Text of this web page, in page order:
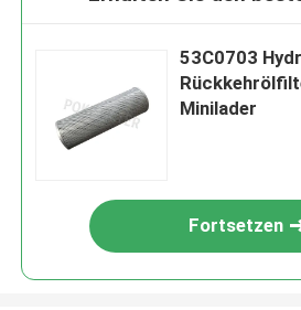
53C0703
Minilader
Fortsetzen